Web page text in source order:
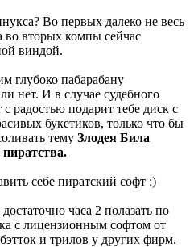
Во первых далеко не весь
во вторых компы сейчас
виндой.
глубоко пабарабану
нет. И в случае судебного
радостью подарит тебе диск с
букетиков, только что бы
тему Злодея Била
себе пиратский софт :)
часа 2 полазать по
с лицензионным софтом от
и трилов у других фирм.